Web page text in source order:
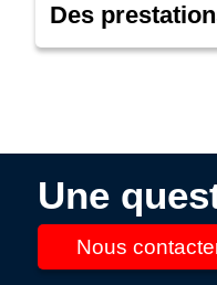
Des
Une
Nous